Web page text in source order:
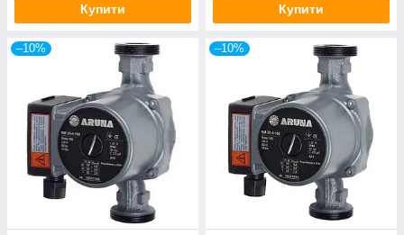
Купити Купити
–10% –10%